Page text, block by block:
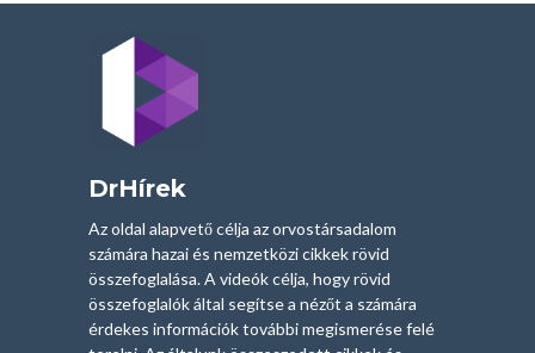
DrHírek
Az oldal alapvető célja az orvostársadalom
számára hazai és nemzetközi cikkek rövid
összefoglalása. A videók célja, hogy rövid
összefoglalók által segítse a nézőt a számára
érdekes információk további megismerése felé